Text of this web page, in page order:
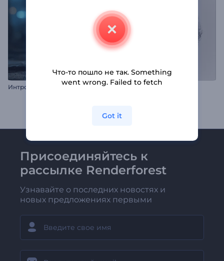
Интро "Робот-паук" Интро: Энергия Инь и Ян
Присоединяйтесь к
рассылке Renderforest
Узнавайте о последних новостях и
новых предложениях первыми
Что-то пошло не так. Something
went wrong. Failed to fetch
Got it